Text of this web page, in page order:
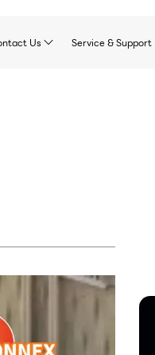
Us Service & Support